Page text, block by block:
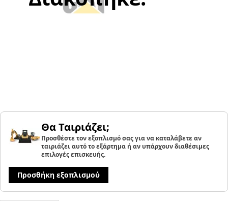
Θα Ταιριάζει;
Προσθέστε τον εξοπλισμό σας για να καταλάβετε αν
ταιριάζει αυτό το εξάρτημα ή αν υπάρχουν διαθέσιμες
επιλογές επισκευής.
Προσθήκη εξοπλισμού